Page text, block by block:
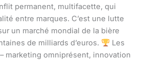
permanent, multifacette, qui
entre marques. C’est une lutte
un marché mondial de la bière
de milliards d’euros.
Les
marketing omniprésent, innovation